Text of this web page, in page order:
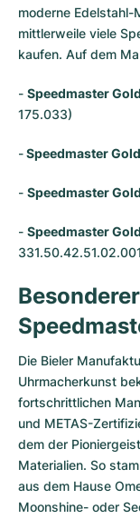
moderne Edelstahl-
mittlerweile viele
kaufen. Auf dem
- Speedmaster
175.033)
-Speedmaster
- Speedmaster
- Speedmaster
Die Bieler
Uhrmacherkunst
fortschrittlichen
und METAS-
dem der
Materialien. So
aus dem Hause
Moonshine- oder